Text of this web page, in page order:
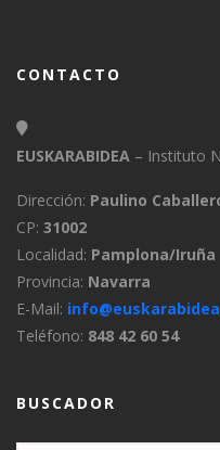
CONTACTO
EUSKARABIDEA – Instituto
Dirección: Paulino
CP: 31002
Localidad: Pamplona/Iruña
Provincia: Navarra
E-Mail:
Teléfono: 848 42 60 54
BUSCADOR